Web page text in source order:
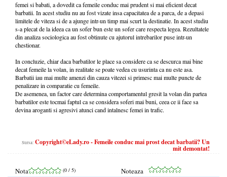
femei si babati, a dovedit ca femeile conduc mai prudent si mai eficient decat
barbatii. In acest studiu nu au fost vizate insa capacitatea de a parca, de a depasi
limitele de viteza si de a ajunge intr-un timp mai scurt la destinatie. In acest studiu
s-a plecat de la ideea ca un sofer bun este un sofer care respecta legea. Rezultatele
din analiza sociologica au fost obtinute cu ajutorul intrebarilor puse intr-un
chestionar.
In concluzie, chiar daca barbatilor le place sa considere ca se descurca mai bine
decat femeile la volan, in realitate se poate vedea cu usurinta ca nu este asa.
Barbatii iau mai multe amenzi din cauza vitezei si primesc mai multe puncte de
penalizare in comparatie cu femeile.
De asemenea, un factor care determina comportamentul gresit la volan din partea
barbatilor este tocmai faptul ca se considera soferi mai buni, ceea ce ii face sa
devina aroganti si agresivi atunci cand intalnesc femei in trafic.
Sursa: Copyright©eLady.ro - Femeile conduc mai prost decat barbatii? Un
mit demontat!
Nota (0 / 5) Noteaza